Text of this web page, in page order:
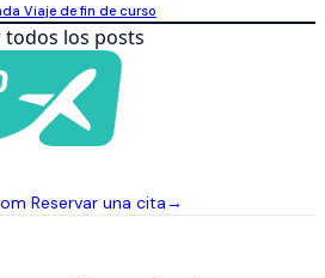
Viaje de fin de curso
todos los posts
Reservar una cita→